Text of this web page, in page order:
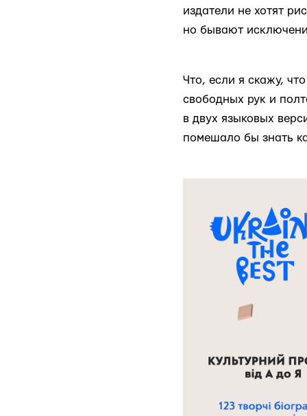
издатели не хотят
но бывают
Что, если я скажу,
свободных рук и
в двух языковых
помешало бы знать